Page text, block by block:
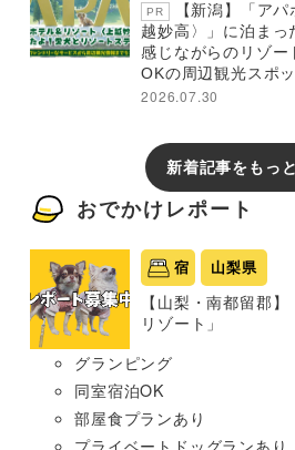
PR
【新潟】「ア
越妙高〉」に泊ま
感じながらのリゾ
OKの周辺観光スポ
2026.07.30
新着記事をもっ
おでかけレポート
宿 山梨県
【山梨・南都留郡
リゾート」
グランピング
同室宿泊OK
部屋食プランあり